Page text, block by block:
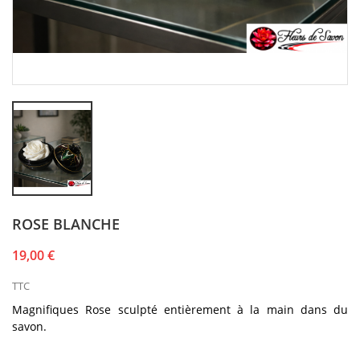
ROSE BLANCHE
19,00 €
TTC
Magnifiques Rose sculptéentièrement à la main dans du
savon.